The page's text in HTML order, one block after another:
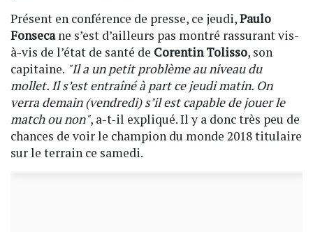
Présent en conférence de presse, ce jeudi,Paulo
Fonsecane s’est d’ailleurs pas montré rassurant vis-
à-vis de l’état de santé de Corentin Tolisso, son
capitaine. "Il a un petit problème au niveau du
mollet. Il s’est entraîné à part ce jeudi matin. On
verra demain (vendredi) s’il est capable de jouer le
match ou non", a-t-il expliqué. Il y a donc très peu de
chances de voir le champion du monde 2018 titulaire
sur le terrain ce samedi.